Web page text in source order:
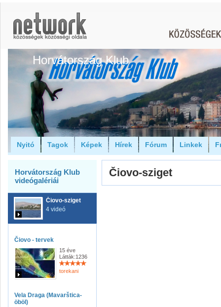
Horvátország Klub
Nyitó Tagok Képek Hírek Fórum Linkek
Horvátország Klub
videógalériái
Čiovo-sziget
4 videó
Čiovo - tervek
15 éve
Látták:1236
torekani
Vela Draga (Mavarštica-
öböl)
Čiovo-sziget